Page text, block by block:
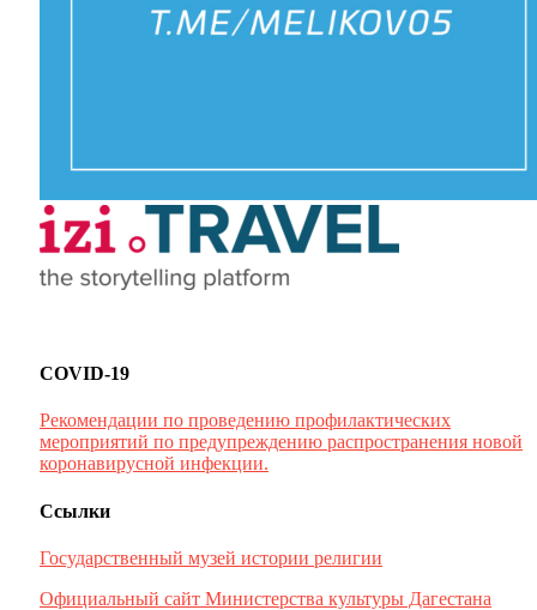
COVID-19
Рекомендации по проведению профилактических
мероприятий по предупреждению распространения новой
коронавирусной инфекции.
Ссылки
Государственный музей истории религии
Официальный сайт Министерства культуры Дагестана